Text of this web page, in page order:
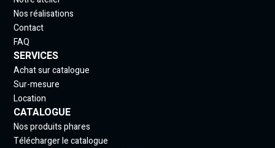
Nos réalisations
Contact
FAQ
SERVICES
Achat sur catalogue
Sur-mesure
Location
CATALOGUE
Nos produits phares
Télécharger le catalogue